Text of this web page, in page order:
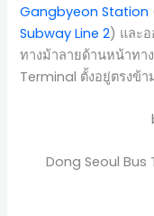
Gangbyeon Station
Subway Line 2) และ
ทางม้าลายด้านหน้าทา
Terminal ตั้งอยู่ตรงข้
Dong Seoul Bus